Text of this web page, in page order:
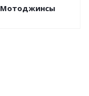
Мотоджинсы